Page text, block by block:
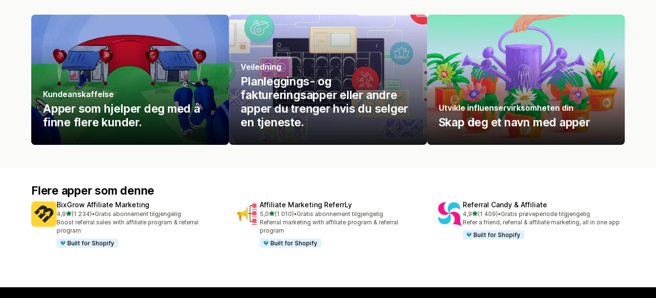
Kundeanskaffelse
Apper som hjelper deg med å
finne flere kunder.
Veiledning
Planleggings- og
faktureringsapper eller andre
apper du trenger hvis du selger
en tjeneste.
Utvikle influenservirksomheten din
Skap deg et navn med apper
Flere apper som denne
BixGrow Affiliate Marketing
4,9av 5 stjerner
(1 234)
Totalt 1234 omtaler
•Gratis abonnement tilgjengelig
Boost referral sales with affiliate program & referral
program
Built for Shopify
Affiliate Marketing ReferrLy
5,0av 5 stjerner
(1 010)
Totalt 1010 omtaler
•Gratis abonnement tilgjengelig
Referral marketing with affiliate program & referral
program
Built for Shopify
Referral Candy & Affiliate
4,9av 5 stjerner
(1 409)
Totalt 1409 omtaler
•Gratis prøveperiode tilgjengelig
Refer a friend, referral & affiliate marketing, all in one app
Built for Shopify